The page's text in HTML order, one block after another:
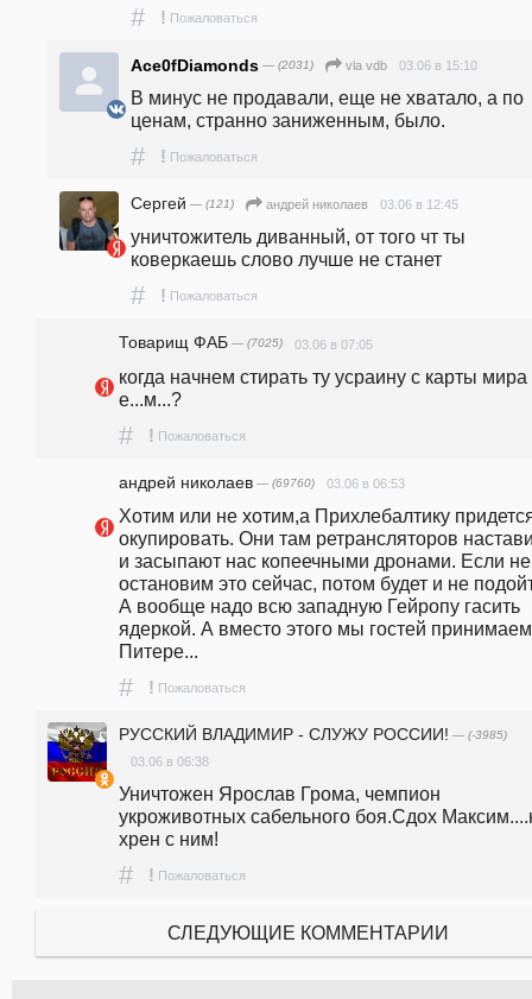
# ! Пожаловаться
Ace0fDiamonds — (2031) vla vdb 03.06 в 15:10
В минус не продавали, еще не хватало, а по
ценам, странно заниженным, было.
# ! Пожаловаться
Сергей — (121) андpeй николаев 03.06 в 12:45
уничтожитель диванный, от того чт ты
коверкаешь слово лучше не станет
# ! Пожаловаться
Товарищ ФАБ — (7025) 03.06 в 07:05
когда начнем стирать ту усраину с карты мира
е...м...?
# ! Пожаловаться
андpeй николаев — (69760) 03.06 в 06:53
Хотим или не хотим,а Прихлебалтику
окупировать. Они там ретрансляторов
и засыпают нас копеечными дронами. Если не
остановим это сейчас, потом будет и не
А вообще надо всю западную Гейропу гасить
ядеркой. А вместо этого мы гостей
Питере...
# ! Пожаловаться
РУССКИЙ ВЛАДИМИР - СЛУЖУ РОССИИ! — (-3985)
03.06 в 06:38
Уничтожен Ярослав Грома, чемпион
укроживотных сабельного боя.Сдох
хрен с ним!
# ! Пожаловаться
СЛЕДУЮЩИЕ КОММЕНТАРИИ